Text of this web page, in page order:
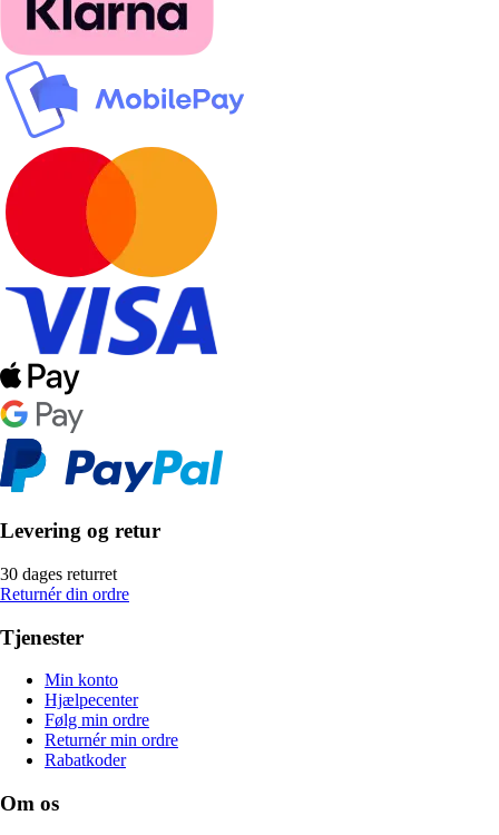
Levering og retur
30 dages returret
Returnér din ordre
Tjenester
Min konto
Hjælpecenter
Følg min ordre
Returnér min ordre
Rabatkoder
Om os